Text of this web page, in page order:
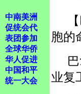
中南美洲
促统会代
表团参加
全球华侨
华人促进
中国和平
统一大会
胞的
业复